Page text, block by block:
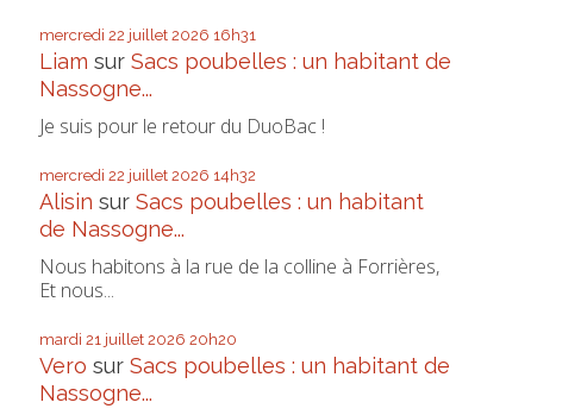
mercredi 22 juillet 2026 16h31
Liam surSacs poubelles : un habitant de
Nassogne...
Je suis pour le retour du DuoBac !
mercredi 22 juillet 2026 14h32
Alisin surSacs poubelles : un habitant
de Nassogne...
Nous habitons à la rue de la colline à Forrières,
Et nous...
mardi 21 juillet 2026 20h20
Vero surSacs poubelles : un habitant de
Nassogne...